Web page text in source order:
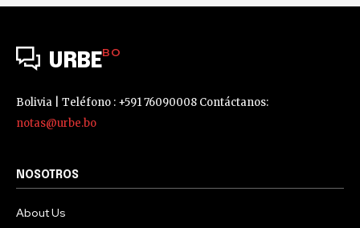
URBEBO
Bolivia | Teléfono : +591 76090008 Contáctanos:
notas@urbe.bo
NOSOTROS
About Us